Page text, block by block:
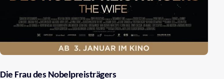
Die Frau des Nobelpreisträgers